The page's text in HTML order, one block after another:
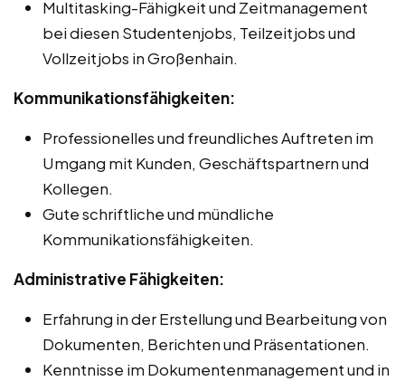
Multitasking-Fähigkeit und Zeitmanagement
bei diesen Studentenjobs, Teilzeitjobs und
Vollzeitjobs in Großenhain.
Kommunikationsfähigkeiten:
Professionelles und freundliches Auftreten im
Umgang mit Kunden, Geschäftspartnern und
Kollegen.
Gute schriftliche und mündliche
Kommunikationsfähigkeiten.
Administrative Fähigkeiten:
Erfahrung in der Erstellung und Bearbeitung von
Dokumenten, Berichten und Präsentationen.
Kenntnisse im Dokumentenmanagement und in